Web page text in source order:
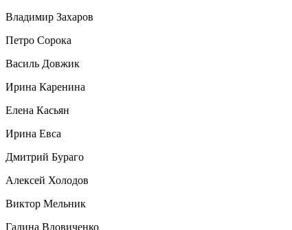
Владимир Захаров
Петро Сорока
Василь Довжик
Ирина Каренина
Елена Касьян
Ирина Евса
Дмитрий Бураго
Алексей Холодов
Виктор Мельник
Галина Вдовиченко